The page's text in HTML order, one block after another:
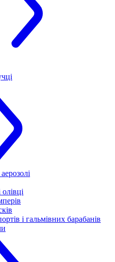
і гальмівних барабанів